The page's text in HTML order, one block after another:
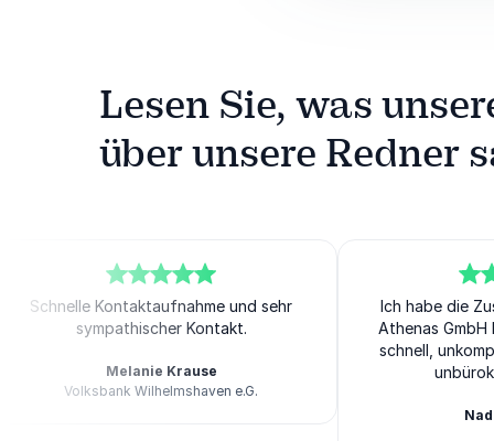
Lesen Sie, was
über unsere Redner
von5
Schnelle Kontaktaufnahme und sehr
sympathischer Kontakt.
Melanie Krause
Volksbank Wilhelmshaven e.G.
5von5
Ich habe die
Athenas GmbH
schnell,